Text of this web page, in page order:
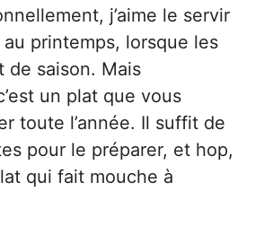
j’aime le servir
printemps, lorsque les
de saison. Mais
un plat que vous
toute l’année. Il suffit de
pour le préparer, et hop,
qui fait mouche à